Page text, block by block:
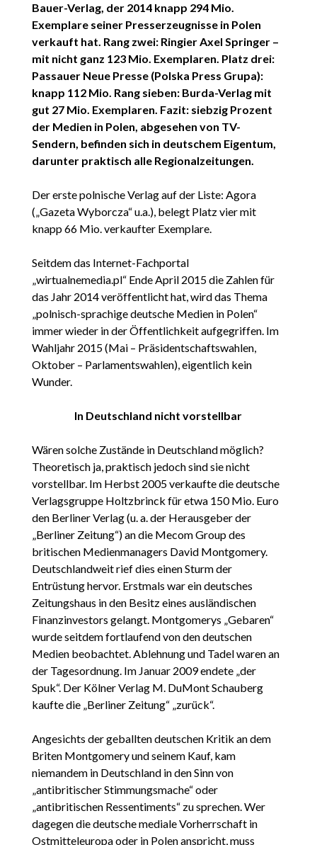
Bauer-Verlag, der 2014 knapp 294 Mio.
Exemplare seiner Presserzeugnisse in Polen
verkauft hat. Rang zwei: Ringier Axel Springer –
mit nicht ganz 123 Mio. Exemplaren. Platz drei:
Passauer Neue Presse (Polska Press Grupa):
knapp 112 Mio. Rang sieben: Burda-Verlag mit
gut 27 Mio. Exemplaren. Fazit: siebzig Prozent
der Medien in Polen, abgesehen von TV-
Sendern, befinden sich in deutschem Eigentum,
darunter praktisch alle Regionalzeitungen.
Der erste polnische Verlag auf der Liste: Agora
(„Gazeta Wyborcza“ u.a.), belegt Platz vier mit
knapp 66 Mio. verkaufter Exemplare.
Seitdem das Internet-Fachportal
„wirtualnemedia.pl“ Ende April 2015 die Zahlen für
das Jahr 2014 veröffentlicht hat, wird das Thema
„polnisch-sprachige deutsche Medien in Polen“
immer wieder in der Öffentlichkeit aufgegriffen. Im
Wahljahr 2015 (Mai – Präsidentschaftswahlen,
Oktober – Parlamentswahlen), eigentlich kein
Wunder.
In Deutschland nicht vorstellbar
Wären solche Zustände in Deutschland möglich?
Theoretisch ja, praktisch jedoch sind sie nicht
vorstellbar. Im Herbst 2005 verkaufte die deutsche
Verlagsgruppe Holtzbrinck für etwa 150 Mio. Euro
den Berliner Verlag (u. a. der Herausgeber der
„Berliner Zeitung“) an die Mecom Group des
britischen Medienmanagers David Montgomery.
Deutschlandweit rief dies einen Sturm der
Entrüstung hervor. Erstmals war ein deutsches
Zeitungshaus in den Besitz eines ausländischen
Finanzinvestors gelangt. Montgomerys „Gebaren“
wurde seitdem fortlaufend von den deutschen
Medien beobachtet. Ablehnung und Tadel waren an
der Tagesordnung. Im Januar 2009 endete „der
Spuk“. Der Kölner Verlag M. DuMont Schauberg
kaufte die „Berliner Zeitung“ „zurück“.
Angesichts der geballten deutschen Kritik an dem
Briten Montgomery und seinem Kauf, kam
niemandem in Deutschland in den Sinn von
„antibritischer Stimmungsmache“ oder
„antibritischen Ressentiments“ zu sprechen. Wer
dagegen die deutsche mediale Vorherrschaft in
Ostmitteleuropa oder in Polen anspricht, muss